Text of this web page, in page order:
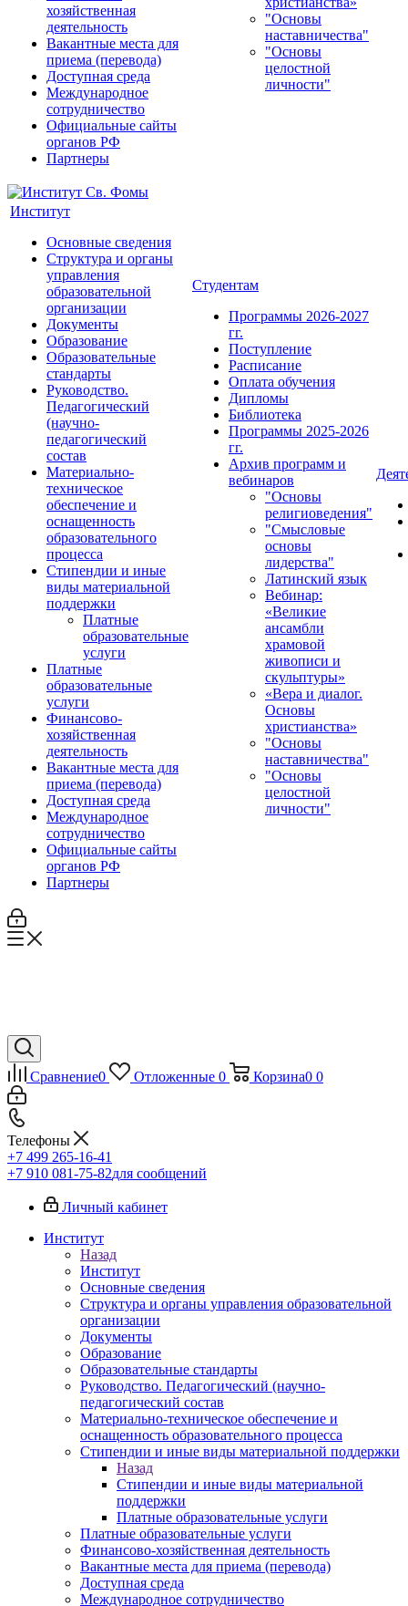
хозяйственная
деятельность
Вакантные места для
приема (перевода)
Доступная среда
Международное
сотрудничество
Официальные сайты
органов РФ
Партнеры
"Основы
наставничества"
"Основы
целостной
личности"
Институт
Основные сведения
Структура и органы
управления
образовательной
организации
Документы
Образование
Образовательные
стандарты
Руководство.
Педагогический
(научно-
педагогический
состав
Материально-
техническое
обеспечение и
оснащенность
образовательного
процесса
Стипендии и иные
виды материальной
поддержки
Платные
образовательные
услуги
Платные
образовательные
услуги
Финансово-
хозяйственная
деятельность
Вакантные места для
приема (перевода)
Доступная среда
Международное
сотрудничество
Официальные сайты
органов РФ
Партнеры
Студентам
Программы 2026-2027
гг.
Поступление
Расписание
Оплата обучения
Дипломы
Библиотека
Программы 2025-2026
гг.
Архив программ и
вебинаров
"Основы
религиоведения"
"Смысловые
основы
лидерства"
Латинский язык
Вебинар:
«Великие
ансамбли
храмовой
живописи и
скульптуры»
«Вера и диалог.
Основы
христианства»
"Основы
наставничества"
"Основы
целостной
личности"
Сравнение0 Отложенные 0 Корзина0 0
Телефоны
+7 499 265-16-41
+7 910 081-75-82для сообщений
Личный кабинет
Институт
Назад
Институт
Основные сведения
Структура и органы управления образовательной
организации
Документы
Образование
Образовательные стандарты
Руководство. Педагогический (научно-
педагогический состав
Материально-техническое обеспечение и
оснащенность образовательного процесса
Стипендии и иные виды материальной поддержки
Назад
Стипендии и иные виды материальной
поддержки
Платные образовательные услуги
Платные образовательные услуги
Финансово-хозяйственная деятельность
Вакантные места для приема (перевода)
Доступная среда
Международное сотрудничество